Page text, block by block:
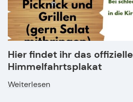
Hier findet ihr das offizielle
Himmelfahrtsplakat
Weiterlesen